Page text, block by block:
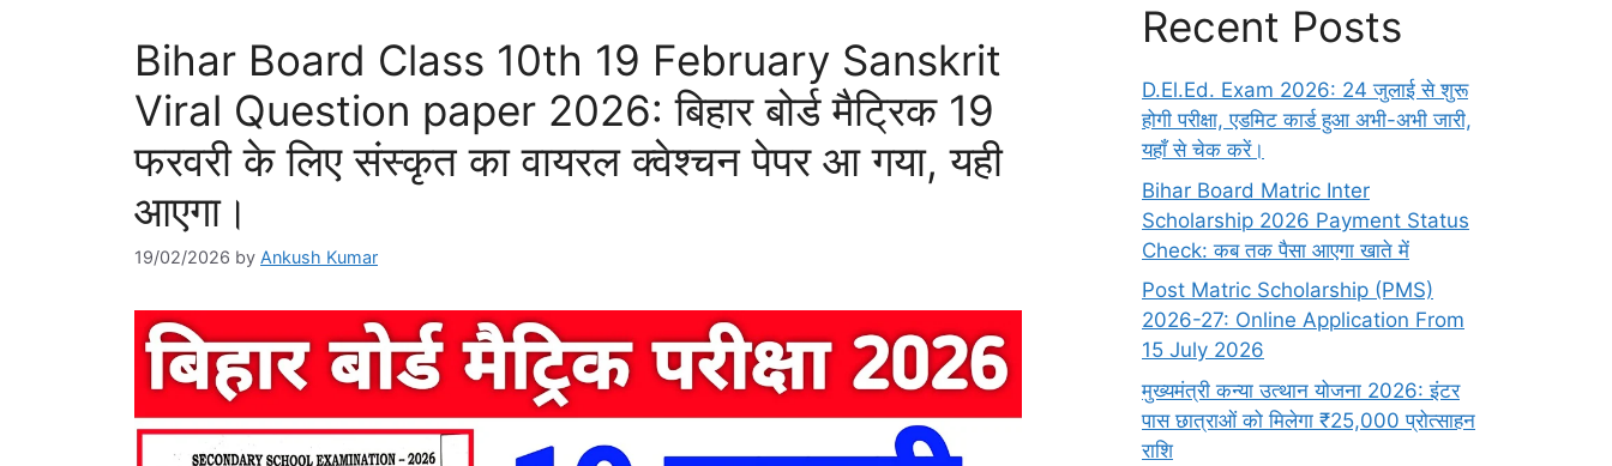
Bihar Board Class 10th 19 February Sanskrit
Viral Question paper 2026: बिहार बोर्ड मैट्रिक 19
फरवरी के लिए संस्कृत का वायरल क्वेश्चन पेपर आ गया, यही
आएगा।
19/02/2026 by Ankush Kumar
Recent Posts
D.El.Ed. Exam 2026: 24 जुलाई से शुरू
होगी परीक्षा, एडमिट कार्ड हुआ अभी-अभी जारी,
यहाँ से चेक करें।
Bihar Board Matric Inter
Scholarship 2026 Payment Status
Check: कब तक पैसा आएगा खाते में
Post Matric Scholarship (PMS)
2026-27: Online Application From
15 July 2026
मुख्यमंत्री कन्या उत्थान योजना 2026: इंटर
पास छात्राओं को मिलेगा ₹25,000 प्रोत्साहन
राशि